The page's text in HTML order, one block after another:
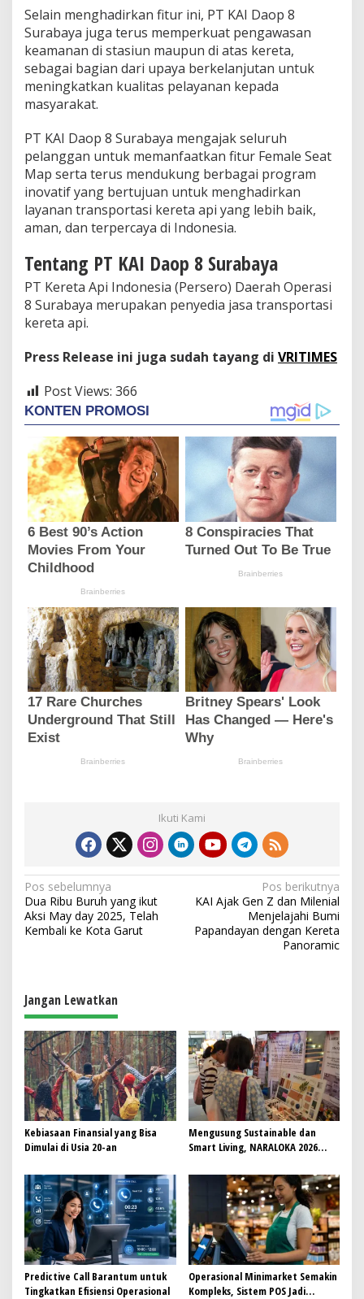
Selain menghadirkan fitur ini, PT KAI Daop 8
Surabaya juga terus memperkuat pengawasan
keamanan di stasiun maupun di atas kereta,
sebagai bagian dari upaya berkelanjutan untuk
meningkatkan kualitas pelayanan kepada
masyarakat.
PT KAI Daop 8 Surabaya mengajak seluruh
pelanggan untuk memanfaatkan fitur Female Seat
Map serta terus mendukung berbagai program
inovatif yang bertujuan untuk menghadirkan
layanan transportasi kereta api yang lebih baik,
aman, dan terpercaya di Indonesia.
Tentang PT KAI Daop 8 Surabaya
PT Kereta Api Indonesia (Persero) Daerah Operasi
8 Surabaya merupakan penyedia jasa transportasi
kereta api.
Press Release ini juga sudah tayang di VRITIMES
Post Views: 366
Ikuti Kami
N
a
v
a
s
i
p
o
s
Pos sebelumnya
Dua Ribu Buruh yang ikut
Aksi May day 2025, Telah
Kembali ke Kota Garut
Pos berikutnya
KAI Ajak Gen Z dan Milenial
Menjelajahi Bumi
Papandayan dengan Kereta
Panoramic
Jangan Lewatkan
Kebiasaan Finansial yang Bisa
Dimulai di Usia 20-an
Mengusung Sustainable dan
Smart Living, NARALOKA 2026
Mahasiswa BINUS @Malang
Predictive Call Barantum untuk
Tingkatkan Efisiensi Operasional
Operasional Minimarket Semakin
Kompleks, Sistem POS Jadi